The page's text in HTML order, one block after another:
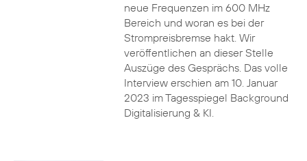
neue Frequenzen im 600 MHz
Bereich und woran es bei der
Strompreisbremse hakt. Wir
veröffentlichen an dieser Stelle
Auszüge des Gesprächs. Das volle
Interview erschien am 10. Januar
2023 im Tagesspiegel Background
Digitalisierung & KI.